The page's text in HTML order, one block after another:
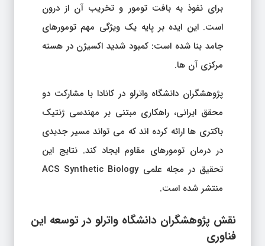
برای نفوذ به بافت تومور و تخریب آن از درون
است. این ایده بر پایه یک ویژگی مهم تومورهای
جامد بنا شده است: کمبود شدید اکسیژن در هسته
مرکزی آن ها.
پژوهشگران دانشگاه واترلو در کانادا با مشارکت دو
محقق ایرانی، راهکاری مبتنی بر مهندسی ژنتیک
باکتری ها ارائه کرده اند که می تواند مسیر جدیدی
در درمان تومورهای مقاوم ایجاد کند. نتایج این
تحقیق در مجله علمی ACS Synthetic Biology
منتشر شده است.
نقش پژوهشگران دانشگاه واترلو در توسعه این
فناوری